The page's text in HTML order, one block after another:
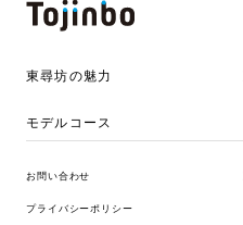
東尋坊の魅力
モデルコース
お問い合わせ
プライバシーポリシー